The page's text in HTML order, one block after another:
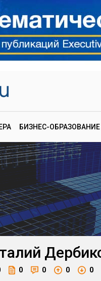
БИЗНЕС-ОБРАЗОВАНИЕ
0 0 0 0